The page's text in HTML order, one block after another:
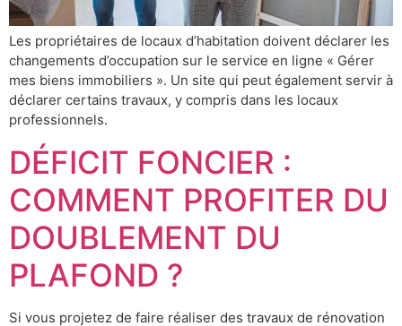
Les propriétaires de locaux d’habitation doivent déclarer les
changements d’occupation sur le service en ligne « Gérer
mes biens immobiliers ». Un site qui peut également servir à
déclarer certains travaux, y compris dans les locaux
professionnels.
DÉFICIT FONCIER :
COMMENT PROFITER DU
DOUBLEMENT DU
PLAFOND ?
Si vous projetez de faire réaliser des travaux de rénovation